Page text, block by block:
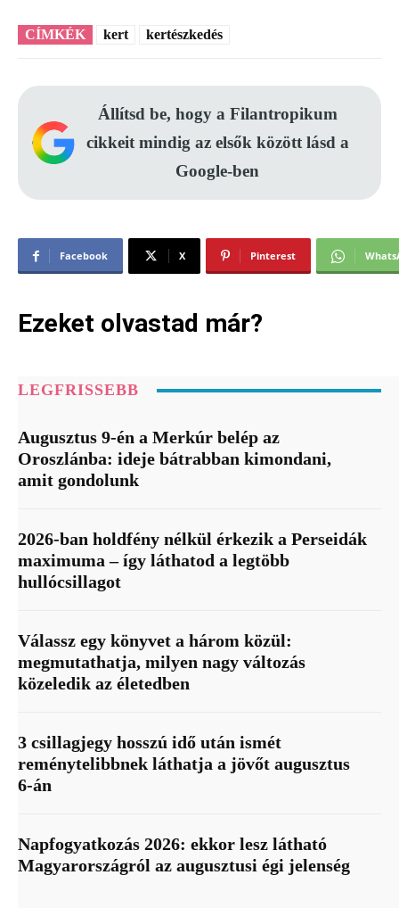
CÍMKÉK kert kertészkedés
Állítsd be, hogy a Filantropikum
cikkeit mindig az elsők között lásd a
Google-ben
Facebook X Pinterest
Ezeket olvastad már?
LEGFRISSEBB
Augusztus 9-én a Merkúr belép az
Oroszlánba: ideje bátrabban kimondani,
amit gondolunk
2026-ban holdfény nélkül érkezik a Perseidák
maximuma – így láthatod a legtöbb
hullócsillagot
Válassz egy könyvet a három közül:
megmutathatja, milyen nagy változás
közeledik az életedben
3 csillagjegy hosszú idő után ismét
reménytelibbnek láthatja a jövőt augusztus
6-án
Napfogyatkozás 2026: ekkor lesz látható
Magyarországról az augusztusi égi jelenség